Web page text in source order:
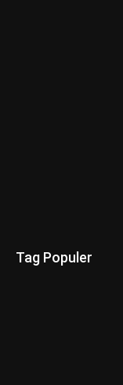
Tag Populer